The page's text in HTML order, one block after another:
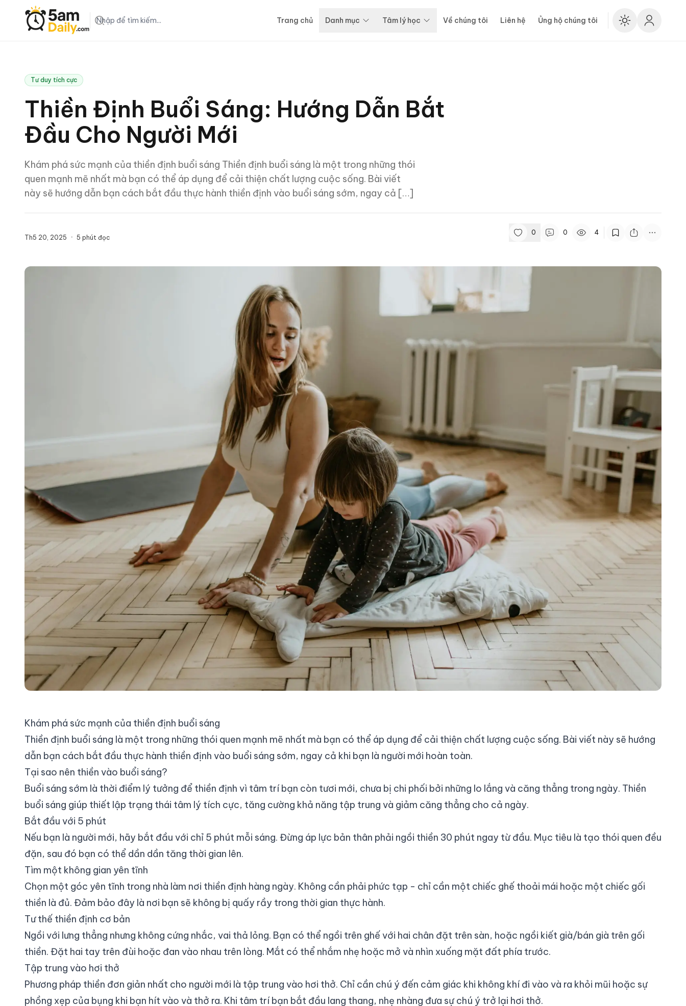
5am Daily
Trang chủ Danh mục Tâm lý học Về chúng tôi Liên hệ Ủng hộ chúng tôi Enable
Tư duy tích cực
Thiền Định Buổi Sáng: Hướng Dẫn Bắt
Đầu Cho Người Mới
Khám phá sức mạnh của thiền định buổi sáng Thiền định buổi sáng là một trong những thói
quen mạnh mẽ nhất mà bạn có thể áp dụng để cải thiện chất lượng cuộc sống. Bài viết
này sẽ hướng dẫn bạn cách bắt đầu thực hành thiền định vào buổi sáng sớm, ngay cả […]
Th5 20, 2025 · 5 phút đọc
0 0 4
Khám phá sức mạnh của thiền định buổi sáng
Thiền định buổi sáng là một trong những thói quen mạnh mẽ nhất mà bạn có thể áp dụng để cải thiện chất lượng cuộc sống. Bài viết này sẽ hướng
dẫn bạn cách bắt đầu thực hành thiền định vào buổi sáng sớm, ngay cả khi bạn là người mới hoàn toàn.
Tại sao nên thiền vào buổi sáng?
Buổi sáng sớm là thời điểm lý tưởng để thiền định vì tâm trí bạn còn tươi mới, chưa bị chi phối bởi những lo lắng và căng thẳng trong ngày. Thiền
buổi sáng giúp thiết lập trạng thái tâm lý tích cực, tăng cường khả năng tập trung và giảm căng thẳng cho cả ngày.
Bắt đầu với 5 phút
Nếu bạn là người mới, hãy bắt đầu với chỉ 5 phút mỗi sáng. Đừng áp lực bản thân phải ngồi thiền 30 phút ngay từ đầu. Mục tiêu là tạo thói quen đều
đặn, sau đó bạn có thể dần dần tăng thời gian lên.
Tìm một không gian yên tĩnh
Chọn một góc yên tĩnh trong nhà làm nơi thiền định hàng ngày. Không cần phải phức tạp - chỉ cần một chiếc ghế thoải mái hoặc một chiếc gối
thiền là đủ. Đảm bảo đây là nơi bạn sẽ không bị quấy rầy trong thời gian thực hành.
Tư thế thiền định cơ bản
Ngồi với lưng thẳng nhưng không cứng nhắc, vai thả lỏng. Bạn có thể ngồi trên ghế với hai chân đặt trên sàn, hoặc ngồi kiết già/bán già trên gối
thiền. Đặt hai tay trên đùi hoặc đan vào nhau trên lòng. Mắt có thể nhắm nhẹ hoặc mở và nhìn xuống mặt đất phía trước.
Tập trung vào hơi thở
Phương pháp thiền đơn giản nhất cho người mới là tập trung vào hơi thở. Chỉ cần chú ý đến cảm giác khi không khí đi vào và ra khỏi mũi hoặc sự
phồng xẹp của bụng khi bạn hít vào và thở ra. Khi tâm trí bạn bắt đầu lang thang, nhẹ nhàng đưa sự chú ý trở lại hơi thở.